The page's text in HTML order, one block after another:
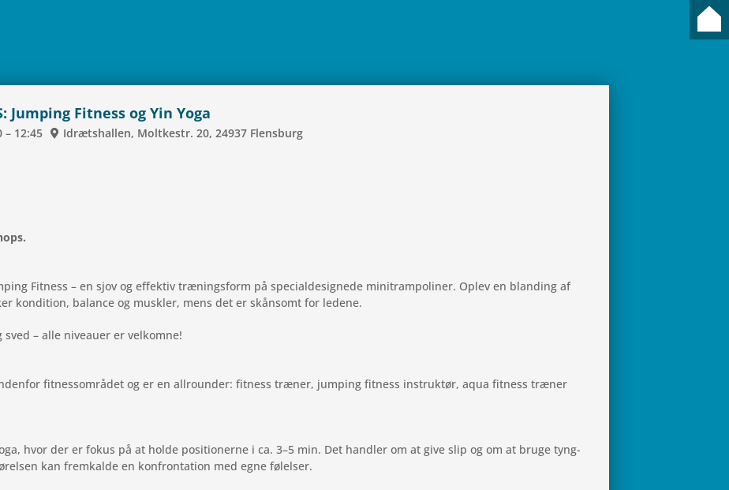
Jum­ping Fit­ness og Yin Yoga
– 12:45 Idræts­hal­len, Molt­ke­str. 20, 24937 Flens­burg
Fit­ness – en sjov og effek­tiv træ­nings­form på spe­ci­al­de­sig­nede mini­tram­po­li­ner. Oplev en blan­ding af
kon­di­tion, balance og mus­k­ler, mens det er skån­somt for ledene.
– alle niveauer er velkomne!
fit­nes­som­rå­det og er en all­ro­un­der: fit­ness træner, jum­ping fit­ness instruk­tør, aqua fit­ness træner
hvor der er fokus på at holde posi­tio­nerne i ca. 3–5 min. Det hand­ler om at give slip og om at bruge tyng­
kan frem­kalde en kon­fron­ta­tion med egne følelser.